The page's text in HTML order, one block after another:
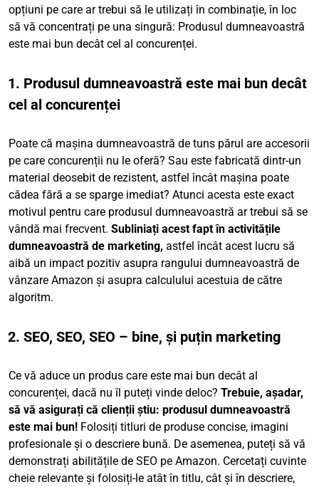
opțiuni pe care ar trebui să le utilizați în combinație, în loc
să vă concentrați pe una singură: Produsul dumneavoastră
este mai bun decât cel al concurenței.
1. Produsul dumneavoastră este mai bun decât
cel al concurenței
Poate că mașina dumneavoastră de tuns părul are accesorii
pe care concurenții nu le oferă? Sau este fabricată dintr-un
material deosebit de rezistent, astfel încât mașina poate
cădea fără a se sparge imediat? Atunci acesta este exact
motivul pentru care produsul dumneavoastră ar trebui să se
vândă mai frecvent. Subliniați acest fapt în activitățile
dumneavoastră de marketing, astfel încât acest lucru să
aibă un impact pozitiv asupra rangului dumneavoastră de
vânzare Amazon și asupra calculului acestuia de către
algoritm.
2. SEO, SEO, SEO – bine, și puțin marketing
Ce vă aduce un produs care este mai bun decât al
concurenței, dacă nu îl puteți vinde deloc? Trebuie, așadar,
să vă asigurați că clienții știu: produsul dumneavoastră
este mai bun! Folosiți titluri de produse concise, imagini
profesionale și o descriere bună. De asemenea, puteți să vă
demonstrați abilitățile de SEO pe Amazon. Cercetați cuvinte
cheie relevante și folosiți-le atât în titlu, cât și în descriere,